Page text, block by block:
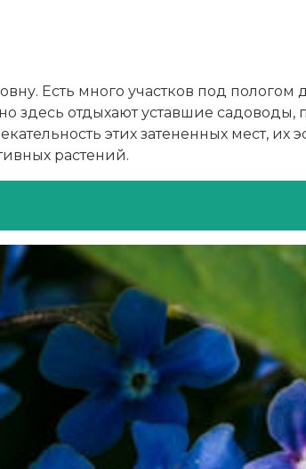
Есть много участков под пологом
здесь отдыхают уставшие
этих затененных мест, их
растений.